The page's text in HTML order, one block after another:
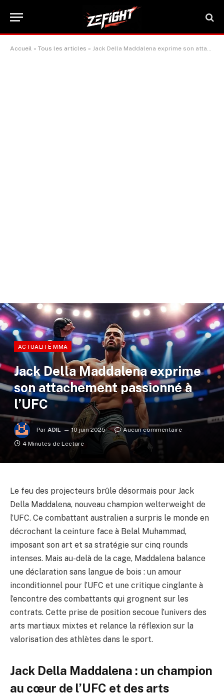
Accueil » Tous les articles » Jack Della Maddalena exprime son attachement passionné à l’UFC
ACTUALITÉ MMA
Jack Della Maddalena exprime
son attachement passionné à
l’UFC
Par ADIL 10 juin 2025
Aucun commentaire
4 Minutes de Lecture
Le feu des projecteurs brûle désormais pour Jack
Della Maddalena, nouveau champion welterweight de
l’UFC. Ce combattant australien a surpris le monde en
décrochant la ceinture face à Belal Muhammad,
imposant son art et sa stratégie sur cinq rounds
intenses. Mais au-delà de la cage, Maddalena balance
une déclaration sans langue de bois : un amour
inconditionnel pour l’UFC et une critique cinglante à
l’encontre des combattants qui grognent sur les
contrats. Cette prise de position secoue l’univers des
arts martiaux mixtes et relance la réflexion sur la
valorisation des athlètes dans le sport.
Jack Della Maddalena : un champion
au cœur de l’UFC et des arts